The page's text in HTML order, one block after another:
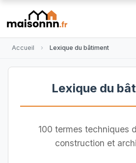
Accueil Lexique du bâtiment
Lexique du
100 termes techniques
construction et